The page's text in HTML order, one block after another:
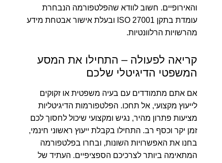
והאירופיים. חשוב לוודא שהפלטפורמה הנבחרת
עומדת בתקן ISO 27001 ובעלת אישור אבטחת מידע
מהרשויות הרלוונטיות.
קריאה לפעולה – התחילו את המסע
המשפטי הדיגיטלי שלכם
אם אתם מתמודדים עם בעיה משפטית או זקוקים
לייעוץ מקצועי, אל תחכו. הפלטפורמות הדיגיטליות
מציעות פתרון מהיר, נגיש ומקצועי שיכול לחסוך לכם
זמן יקר וכסף רב. התחילו בקבלת ייעוץ ראשוני חינמי,
בחנו את האפשרויות השונות, ובחרו בפלטפורמה
המתאימה ביותר לצרכיכם הספציפיים. העתיד של